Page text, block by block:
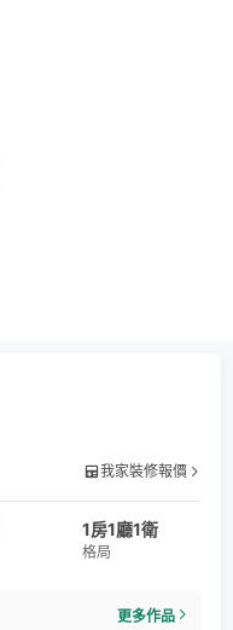
我家裝修報價
1房1廳1衛
格局
更多作品